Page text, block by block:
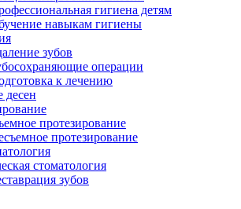
гигиена детям
навыкам гигиены
зубов
операции
к лечению
десен
протезирование
протезирование
стоматология
зубов